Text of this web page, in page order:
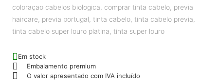
coloraçao cabelos biologica, comprar tinta cabelo, previa
haircare, previa portugal, tinta cabelo, tinta cabelo previa,
tinta cabelo super louro platina, tinta super louro
Em stock
Embalamento premium
O valor apresentado com IVA incluído